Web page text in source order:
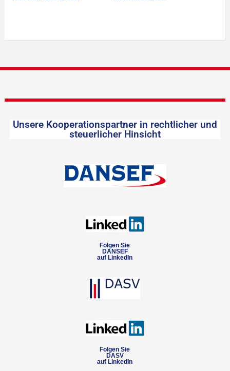
Unsere Kooperationspartner in rechtlicher und
steuerlicher Hinsicht
Folgen Sie
DANSEF
auf LinkedIn
Folgen Sie
DASV
auf LinkedIn